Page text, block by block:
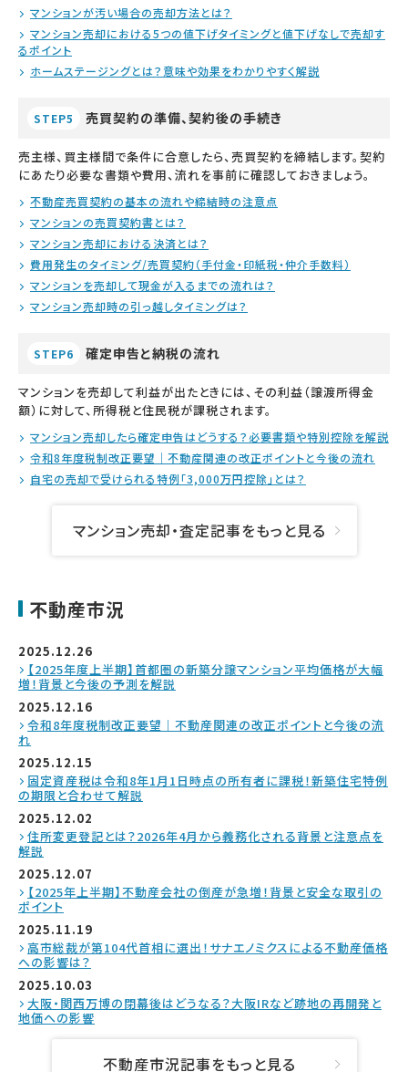
マンションが汚い場合の売却方法とは？
マンション売却における5つの値下げタイミングと値下げなしで売却す
るポイント
ホームステージングとは？意味や効果をわかりやすく解説
STEP5 売買契約の準備、契約後の手続き
売主様、買主様間で条件に合意したら、売買契約を締結します。契約
にあたり必要な書類や費用、流れを事前に確認しておきましょう。
不動産売買契約の基本の流れや締結時の注意点
マンションの売買契約書とは？
マンション売却における決済とは？
費用発生のタイミング/売買契約（手付金・印紙税・仲介手数料）
マンションを売却して現金が入るまでの流れは？
マンション売却時の引っ越しタイミングは？
STEP6 確定申告と納税の流れ
マンションを売却して利益が出たときには、その利益（譲渡所得金
額）に対して、所得税と住民税が課税されます。
マンション売却したら確定申告はどうする？必要書類や特別控除を解説
令和8年度税制改正要望｜不動産関連の改正ポイントと今後の流れ
自宅の売却で受けられる特例「3,000万円控除」とは？
マンション売却・査定記事をもっと見る
不動産市況
2025.12.26
【2025年度上半期】首都圏の新築分譲マンション平均価格が大幅
増！背景と今後の予測を解説
2025.12.16
令和8年度税制改正要望｜不動産関連の改正ポイントと今後の流
れ
2025.12.15
固定資産税は令和8年1月1日時点の所有者に課税！新築住宅特例
の期限と合わせて解説
2025.12.02
住所変更登記とは？2026年4月から義務化される背景と注意点を
解説
2025.12.07
【2025年上半期】不動産会社の倒産が急増！背景と安全な取引の
ポイント
2025.11.19
高市総裁が第104代首相に選出！サナエノミクスによる不動産価格
への影響は？
2025.10.03
大阪・関西万博の閉幕後はどうなる？大阪IRなど跡地の再開発と
地価への影響
不動産市況記事をもっと見る